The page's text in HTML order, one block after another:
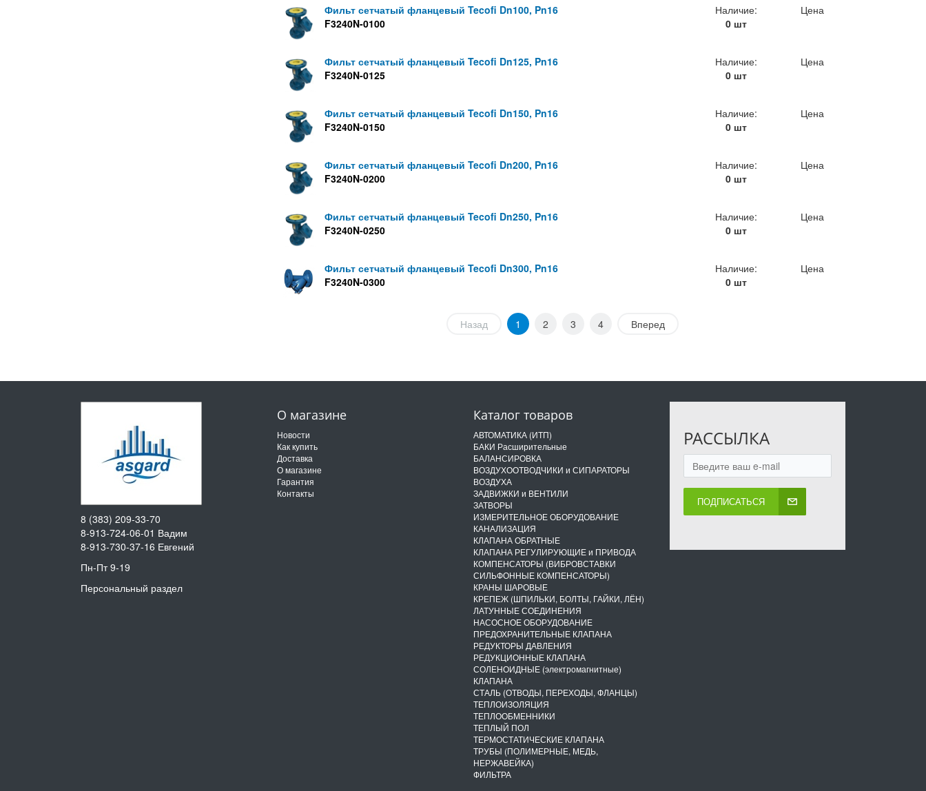
Фильт сетчатый фланцевый Tecofi Dn100, Pn16
F3240N-0100
Наличие:
0 шт
Цена
Фильт сетчатый фланцевый Tecofi Dn125, Pn16
F3240N-0125
Наличие:
0 шт
Цена
Фильт сетчатый фланцевый Tecofi Dn150, Pn16
F3240N-0150
Наличие:
0 шт
Цена
Фильт сетчатый фланцевый Tecofi Dn200, Pn16
F3240N-0200
Наличие:
0 шт
Цена
Фильт сетчатый фланцевый Tecofi Dn250, Pn16
F3240N-0250
Наличие:
0 шт
Цена
Фильт сетчатый фланцевый Tecofi Dn300, Pn16
F3240N-0300
Наличие:
0 шт
Цена
Назад 1 2 3 4 Вперед
О магазине
Новости
Как купить
Доставка
О магазине
Гарантия
Контакты
Каталог товаров
АВТОМАТИКА (ИТП)
БАКИ Расширительные
БАЛАНСИРОВКА
ВОЗДУХООТВОДЧИКИ и СИПАРАТОРЫ
ВОЗДУХА
ЗАДВИЖКИ и ВЕНТИЛИ
ЗАТВОРЫ
ИЗМЕРИТЕЛЬНОЕ ОБОРУДОВАНИЕ
КАНАЛИЗАЦИЯ
КЛАПАНА ОБРАТНЫЕ
КЛАПАНА РЕГУЛИРУЮЩИЕ и ПРИВОДА
КОМПЕНСАТОРЫ (ВИБРОВСТАВКИ
СИЛЬФОННЫЕ КОМПЕНСАТОРЫ)
КРАНЫ ШАРОВЫЕ
КРЕПЕЖ (ШПИЛЬКИ, БОЛТЫ, ГАЙКИ, ЛЁН)
ЛАТУННЫЕ СОЕДИНЕНИЯ
НАСОСНОЕ ОБОРУДОВАНИЕ
ПРЕДОХРАНИТЕЛЬНЫЕ КЛАПАНА
РЕДУКТОРЫ ДАВЛЕНИЯ
РЕДУКЦИОННЫЕ КЛАПАНА
СОЛЕНОИДНЫЕ (электромагнитные)
КЛАПАНА
СТАЛЬ (ОТВОДЫ, ПЕРЕХОДЫ, ФЛАНЦЫ)
ТЕПЛОИЗОЛЯЦИЯ
ТЕПЛООБМЕННИКИ
ТЕПЛЫЙ ПОЛ
ТЕРМОСТАТИЧЕСКИЕ КЛАПАНА
ТРУБЫ (ПОЛИМЕРНЫЕ, МЕДЬ,
НЕРЖАВЕЙКА)
ФИЛЬТРА
РАССЫЛКА
ПОДПИСАТЬСЯ
8 (383) 209-33-70
8-913-724-06-01 Вадим
8-913-730-37-16 Евгений
Пн-Пт 9-19
Персональный раздел